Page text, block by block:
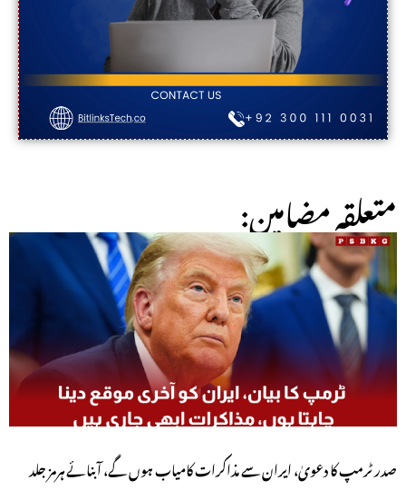
:متعلقہ مضامین
صدر ٹرمپ کا دعویٰ، ایران سے مذاکرات کامیاب ہوں گے، آبنائے ہرمز جلد